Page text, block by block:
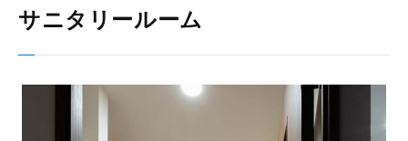
サニタリールーム